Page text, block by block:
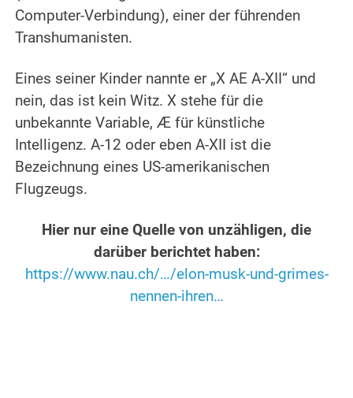
Computer-Verbindung), einer der führenden
Transhumanisten.
Eines seiner Kinder nannte er „X AE A-XII“ und
nein, das ist kein Witz.X stehe für die
unbekannte Variable, Æ für künstliche
Intelligenz. A-12 oder eben A-XII ist die
Bezeichnung eines US-amerikanischen
Flugzeugs.
Hier nur eine Quelle von unzähligen, die
darüber berichtet haben:
https://www.nau.ch/…/elon-musk-und-grimes-
nennen-ihren…